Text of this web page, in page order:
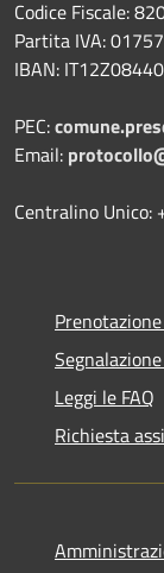
Codice Fiscale:
Partita IVA:
IBAN:
PEC:
Email:
Centralino Unico:
Leggi le FAQ
Richiesta